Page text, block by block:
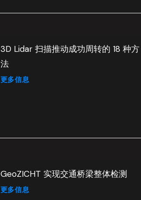
3D Lidar 扫描推动成功周转的 18 种方
法
更多信息
GeoZICHT 实现交通桥梁整体检测
更多信息